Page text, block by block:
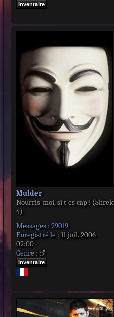
Inventaire
Mulder
Nourris-moi, si t'es cap ! (Shrek
4)
Messages : 29019
Enregistré le : 11 juil. 2006
02:00
Genre :
Inventaire